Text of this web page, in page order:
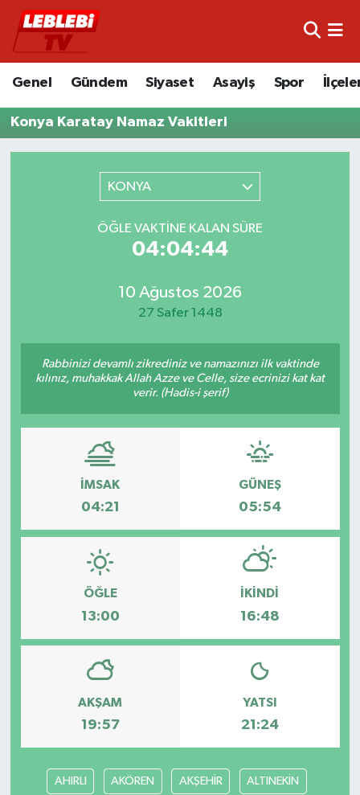
Genel Gündem Siyaset Asayiş Spor
Konya Karatay Namaz Vakitleri
KONYA
ÖĞLE VAKTINE KALAN SÜRE
04:04:44
10 Ağustos 2026
27 Safer 1448
Rabbinizi devamlı zikrediniz ve namazınızı ilk vaktinde
kılınız, muhakkak Allah Azze ve Celle, size ecrinizi kat kat
verir. (Hadis-i şerif)
İMSAK
04:21
GÜNEŞ
05:54
ÖĞLE
13:00
İKINDI
16:48
AKŞAM
19:57
YATSI
21:24
AHIRLI AKÖREN AKŞEHİR ALTINEKİN
Hava Durumu
Trafik Durumu
Süper Lig Puan Durumu ve Fikstür
Tüm Manşetler